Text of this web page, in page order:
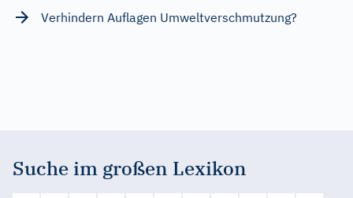
Verhindern Auflagen Umweltverschmutzung?
Suche im großen Lexikon